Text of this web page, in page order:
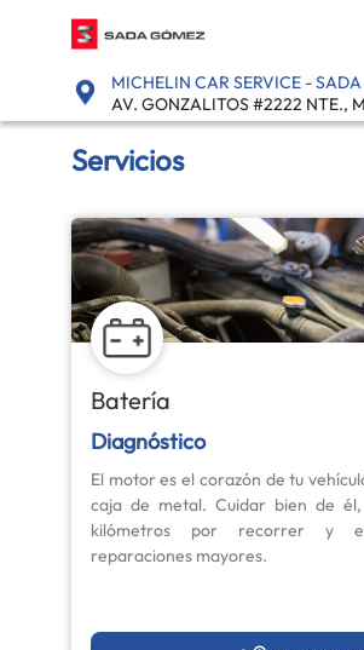
MICHELIN CAR SERVICE -
AV. GONZALITOS #2222 NTE.,
Servicios
Batería
Diagnóstico
El motor es el corazón de tu
caja de metal. Cuidar bien de
kilómetros por recorrer y
reparaciones mayores.